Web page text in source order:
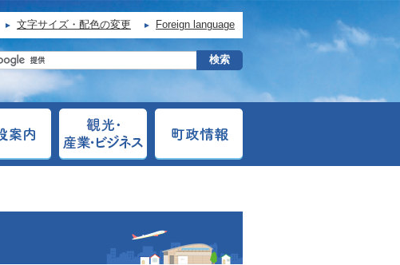
文字サイズ・配色の変更 Foreign language